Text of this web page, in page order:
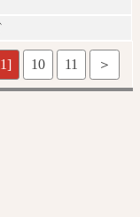
ˋ
10 11 ＞